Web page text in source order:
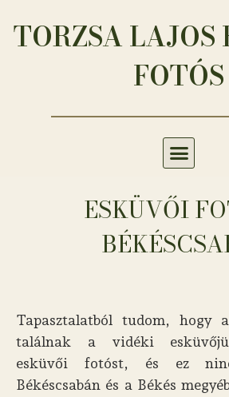
TORZSA LAJOS
FOTÓS
ESKÜVŐI
Tapasztalatból tudom, hogy
találnak a vidéki
esküvői fotóst, és ez
Békéscsabán és a Békés